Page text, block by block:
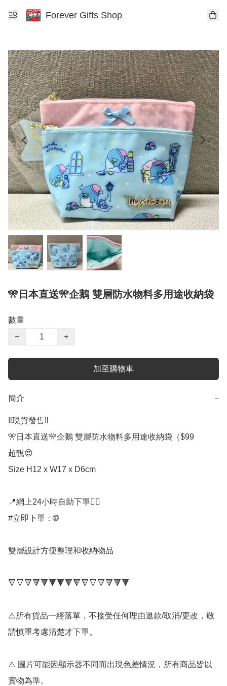
Forever Gifts Shop
🎌日本直送🎌企鵝 雙層防水物料多用途收納袋
數量
−
+
加至購物車
簡介 −
‼️現貨發售‼️
🎌日本直送🎌企鵝 雙層防水物料多用途收納袋（$99
超靚😍
Size H12 x W17 x D6cm
📍網上24小時自助下單👍🏻
#立即下單：🌐
雙層設計方便整理和收納物品
🔻🔻🔻🔻🔻🔻🔻🔻🔻🔻🔻🔻🔻🔻🔻
⚠️所有貨品一經落單，不接受任何理由退款/取消/更改，敬
請慎重考慮清楚才下單。
⚠️ 圖片可能因顯示器不同而出現色差情況，所有商品皆以
實物為準。